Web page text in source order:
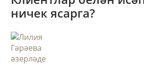
ничек ясарга?